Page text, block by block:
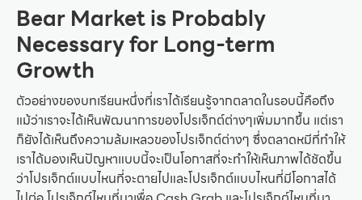
Bear Market is Probably
Necessary for Long-term
Growth
ตัวอย่างของบทเรียนหนึ่งที่เราได้เรียนรู้จากตลาดในรอบนี้คือถึง
แม้ว่าเราจะได้เห็นพัฒนาการของโปรเจ็กต์ต่างๆเพิ่มมากขึ้น แต่เรา
ก็ยังได้เห็นถึงความล้มเหลวของโปรเจ็กต์ต่างๆ ซึ่งตลาดหมีที่ทำให้
เราได้มองเห็นปัญหาแบบนี้จะเป็นโอกาสที่จะทำให้เห็นภาพได้ชัดขึ้น
ว่าโปรเจ็กต์แบบไหนที่จะตายไปและโปรเจ็กต์แบบไหนที่มีโอกาสได้